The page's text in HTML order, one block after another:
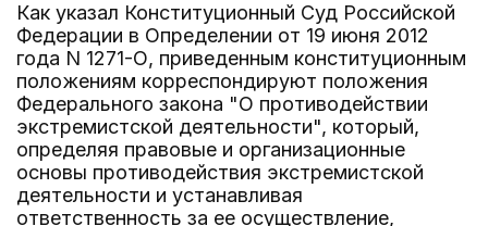
Как указал Конституционный Суд Российской
Федерации в Определении от 19 июня 2012
года N 1271-О, приведенным конституционным
положениям корреспондируют положения
Федерального закона "О противодействии
экстремистской деятельности", который,
определяя правовые и организационные
основы противодействия экстремистской
деятельности и устанавливая
ответственность за ее осуществление,